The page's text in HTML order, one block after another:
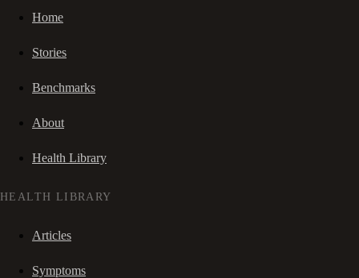
Home
Stories
Benchmarks
About
Health Library
HEALTH LIBRARY
Articles
Symptoms